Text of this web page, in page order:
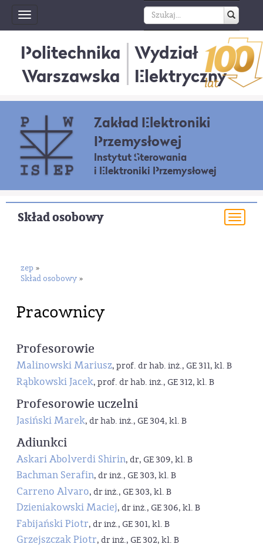
Toggle
navigation
Politechnika
Warszawska
Wydział
Elektryczny
Zakład Elektroniki
Przemysłowej
Instytut Sterowania
i Elektroniki Przemysłowej
Skład osobowy
zep »
Skład osobowy »
Pracownicy
Profesorowie
Malinowski Mariusz, prof. dr hab. inż., GE 311, kl. B
Rąbkowski Jacek, prof. dr hab. inż., GE 312, kl. B
Profesorowie uczelni
Jasiński Marek, dr hab. inż., GE 304, kl. B
Adiunkci
Askari Abolverdi Shirin, dr, GE 309, kl. B
Bachman Serafin, dr inż., GE 303, kl. B
Carreno Alvaro, dr inż., GE 303, kl. B
Dzieniakowski Maciej, dr inż., GE 306, kl. B
Fabijański Piotr, dr inż., GE 301, kl. B
Grzejszczak Piotr, dr inż., GE 302, kl. B